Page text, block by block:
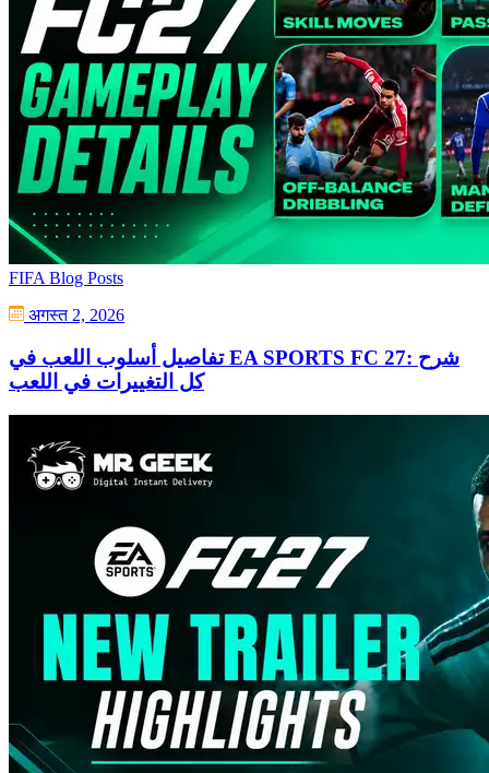
FIFA Blog Posts
अगस्त 2, 2026
تفاصيل أسلوب اللعب في EA SPORTS FC 27: شرح
كل التغييرات في اللعب